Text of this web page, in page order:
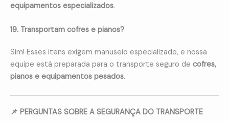
equipamentos especializados.
19. Transportam cofres e pianos?
Sim! Esses itens exigem manuseio especializado, e nossa
equipe está preparada para o transporte seguro de cofres,
pianos e equipamentos pesados.
📌 PERGUNTAS SOBRE A SEGURANÇA DO TRANSPORTE